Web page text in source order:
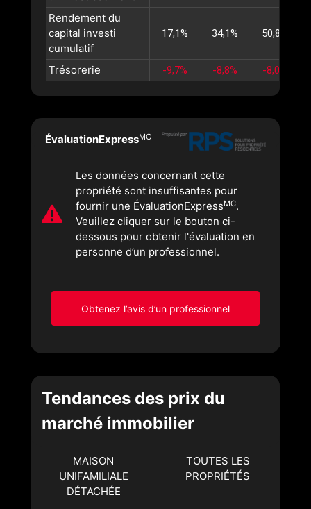
Rendement du
capital investi
cumulatif
17,1% 34,1% 50,8%
Trésorerie -9,7% -8,8% -8,0%
ÉvaluationExpressMC
Les données concernant cette
propriété sont insuffisantes pour
fournir une ÉvaluationExpressMC.
Veuillez cliquer sur le bouton ci-
dessous pour obtenir l'évaluation en
personne d’un professionnel.
Obtenez l’avis d’un professionnel
Tendances des prix du
marché immobilier
MAISON
UNIFAMILIALE
DÉTACHÉE
TOUTES LES
PROPRIÉTÉS